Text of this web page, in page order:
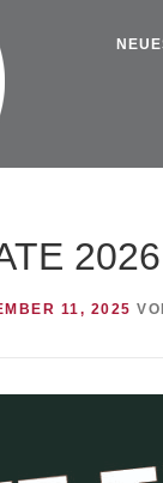
2026
11, 2025